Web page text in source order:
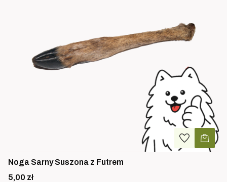
Noga Sarny Suszona z Futrem
Cena
5,00 zł